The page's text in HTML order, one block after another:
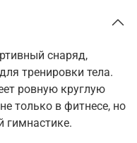
снаряд,
тренировки тела.
ровную круглую
только в фитнесе, но
гимнастике.